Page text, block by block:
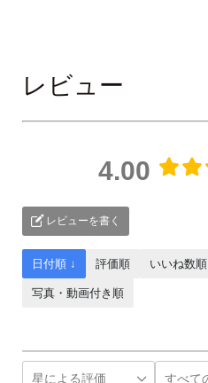
レビュー
4.00
レビューを書く
日付順 ↓ 評価順 いいね数順
写真・動画付き順